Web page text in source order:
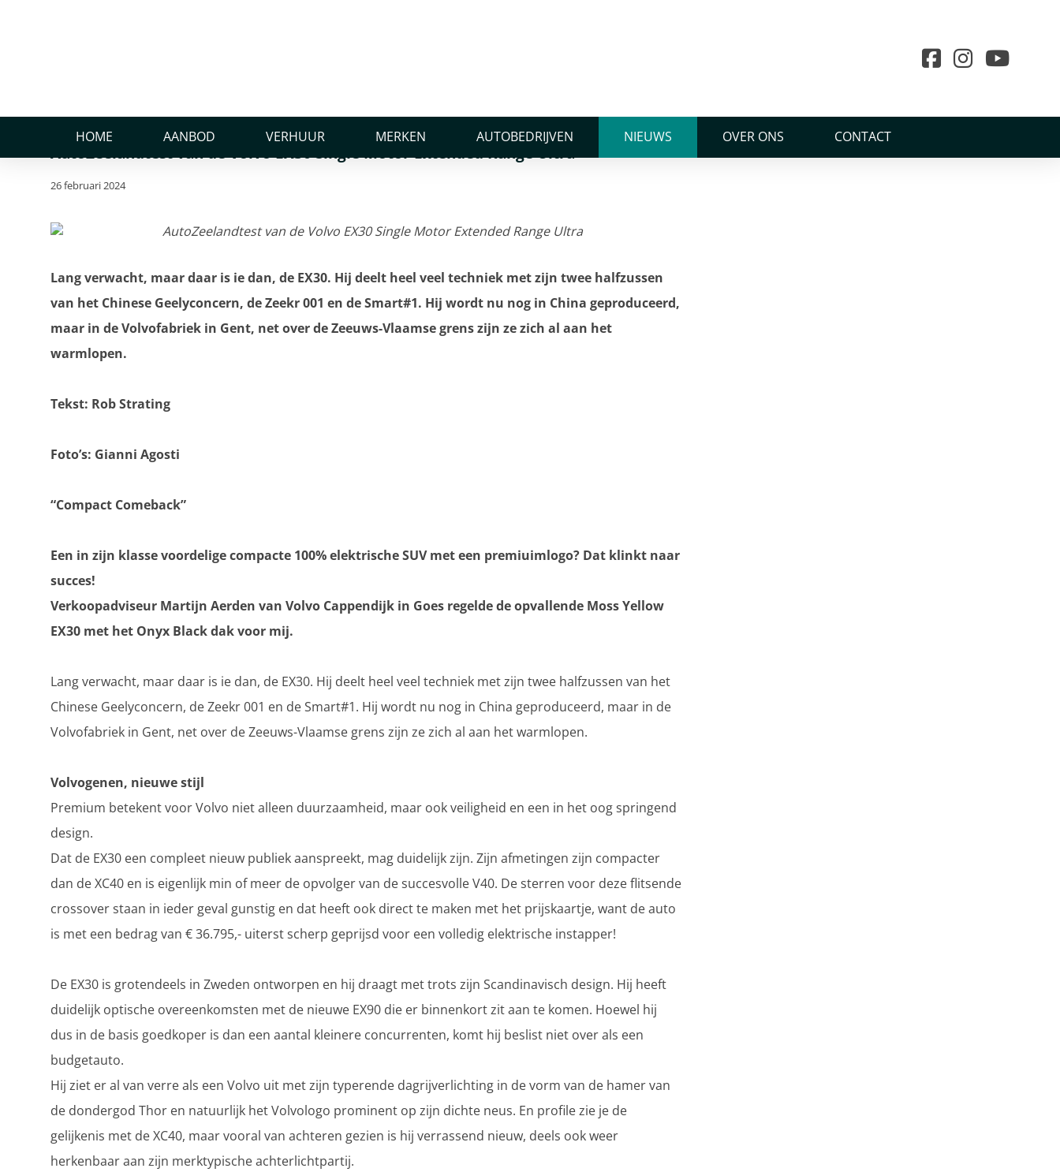
HOME AANBOD VERHUUR MERKEN AUTOBEDRIJVEN NIEUWS OVER ONS CONTACT
Extended Range Ultra
AutoZeelandtest van de Volvo EX30 Single Motor Extended Range Ultra
26 februari 2024
Lang verwacht, maar daar is ie dan, de EX30. Hij deelt heel veel techniek met zijn twee halfzussen
van het Chinese Geelyconcern, de Zeekr 001 en de Smart#1. Hij wordt nu nog in China geproduceerd,
maar in de Volvofabriek in Gent, net over de Zeeuws-Vlaamse grens zijn ze zich al aan het
warmlopen.
Tekst: Rob Strating
Foto’s: Gianni Agosti
“Compact Comeback”
Een in zijn klasse voordelige compacte 100% elektrische SUV met een premiuimlogo? Dat klinkt naar
succes!
Verkoopadviseur Martijn Aerden van Volvo Cappendijk in Goes regelde de opvallende Moss Yellow
EX30 met het Onyx Black dak voor mij.
Lang verwacht, maar daar is ie dan, de EX30. Hij deelt heel veel techniek met zijn twee halfzussen van het
Chinese Geelyconcern, de Zeekr 001 en de Smart#1. Hij wordt nu nog in China geproduceerd, maar in de
Volvofabriek in Gent, net over de Zeeuws-Vlaamse grens zijn ze zich al aan het warmlopen.
Volvogenen, nieuwe stijl
Premium betekent voor Volvo niet alleen duurzaamheid, maar ook veiligheid en een in het oog springend
design.
Dat de EX30 een compleet nieuw publiek aanspreekt, mag duidelijk zijn. Zijn afmetingen zijn compacter
dan de XC40 en is eigenlijk min of meer de opvolger van de succesvolle V40. De sterren voor deze flitsende
crossover staan in ieder geval gunstig en dat heeft ook direct te maken met het prijskaartje, want de auto
is met een bedrag van € 36.795,- uiterst scherp geprijsd voor een volledig elektrische instapper!
De EX30 is grotendeels in Zweden ontworpen en hij draagt met trots zijn Scandinavisch design. Hij heeft
duidelijk optische overeenkomsten met de nieuwe EX90 die er binnenkort zit aan te komen. Hoewel hij
dus in de basis goedkoper is dan een aantal kleinere concurrenten, komt hij beslist niet over als een
budgetauto.
Hij ziet er al van verre als een Volvo uit met zijn typerende dagrijverlichting in de vorm van de hamer van
de dondergod Thor en natuurlijk het Volvologo prominent op zijn dichte neus. En profile zie je de
gelijkenis met de XC40, maar vooral van achteren gezien is hij verrassend nieuw, deels ook weer
herkenbaar aan zijn merktypische achterlichtpartij.